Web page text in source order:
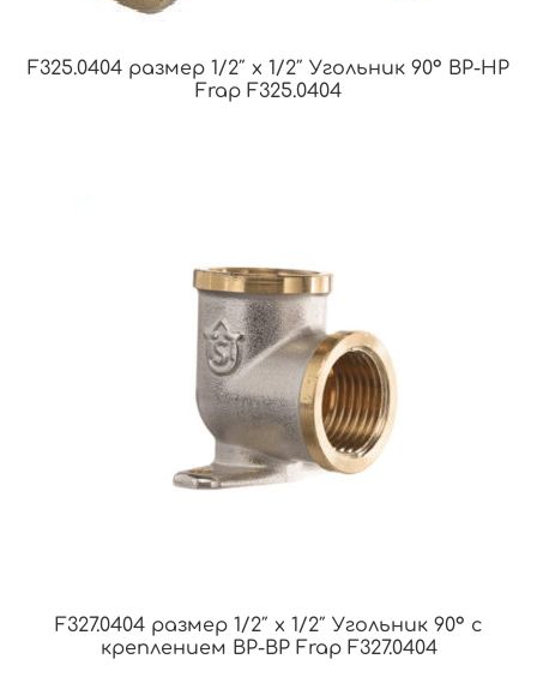
F325.0404 размер 1/2″ x 1/2″ Угольник 90° ВР-НР
Frap F325.0404
F327.0404 размер 1/2″ x 1/2″ Угольник 90° с
креплением ВР-ВР Frap F327.0404